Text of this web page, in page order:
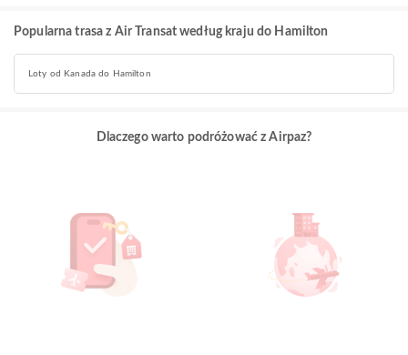
Popularna trasa z Air Transat według kraju do Hamilton
Loty od Kanada do Hamilton
Dlaczego warto podróżować z Airpaz?